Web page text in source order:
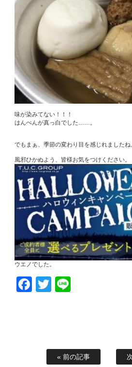
味が染みてない！！！
はんぺんが真っ白でした……。
でもまぁ、季節の変わり目を感じれましたね
風邪ひかぬよう、皆様お気をつけください。
ウエノでした。
Facebook
Twitter
« 前の記事